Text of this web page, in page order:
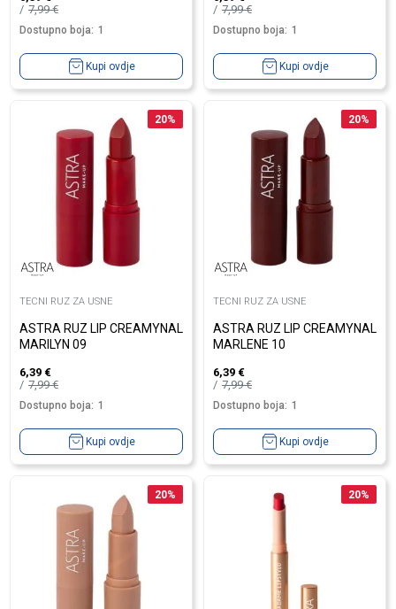
7,99€
Dostupno boja: 1
Kupi ovdje
7,99€
Dostupno boja: 1
Kupi ovdje
20%
TECNI RUZ ZA USNE
ASTRA RUZ LIP CREAMYNAL
MARILYN 09
6,39 €
7,99€
Dostupno boja: 1
Kupi ovdje
20%
TECNI RUZ ZA USNE
ASTRA RUZ LIP CREAMYNAL
MARLENE 10
6,39 €
7,99€
Dostupno boja: 1
Kupi ovdje
20% 20%